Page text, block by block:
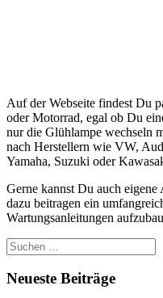
Auf der Webseite findest Du
oder Motorrad, egal ob Du
nur die Glühlampe wechseln
nach Herstellern wie VW,
Yamaha, Suzuki oder
Gerne kannst Du auch
dazu beitragen ein
Wartungsanleitungen
Suche
nach:
Neueste Beiträge